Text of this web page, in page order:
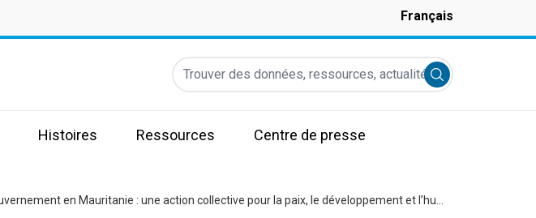
Français
Trouver des données, ressources, actualités et autres
Submit search
Histoires Ressources Centre de presse